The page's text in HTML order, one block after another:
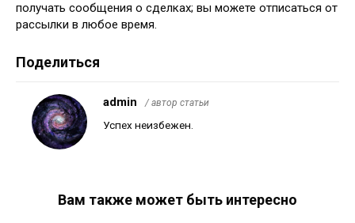
получать сообщения о сделках; вы можете отписаться от
рассылки в любое время.
Поделиться
admin / автор статьи
Успех неизбежен.
Вам также может быть интересно